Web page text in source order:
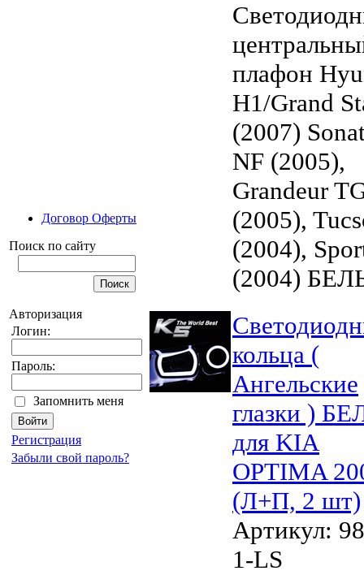
Договор Оферты
Поиск по сайту
Авторизация
Логин:
Пароль:
Запомнить меня
Регистрация
Забыли свой пароль?
плафон
H1/Grand
(2007)
NF (2005),
Grandeur
(2005),
(2004),
(2004)
кольца (
Ангельские
глазки )
для KIA
OPTIMA
(Л+П, 2 шт)
Артикул:
1-LS